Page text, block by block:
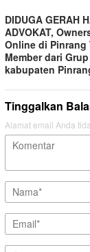
DIDUGA GERAH
ADVOKAT,
Online di Pinrang
Member dari
kabupaten
Tinggalkan
Alamat email Anda